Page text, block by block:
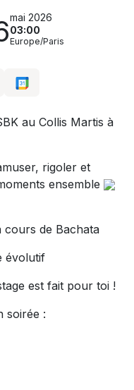
mai 2026
03:00
Europe/Paris
au Collis Martis à
rigoler et
ensemble
cours de Bachata
évolutif
est fait pour toi !
soirée :